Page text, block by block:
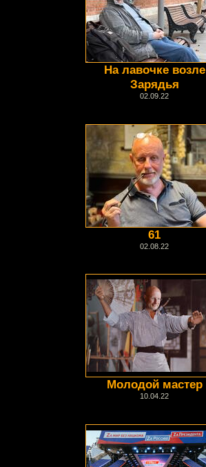
На лавочке возле
Зарядья
02.09.22
61
02.08.22
Молодой мастер
10.04.22